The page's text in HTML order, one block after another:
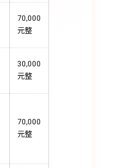
70,000
元整
30,000
元整
70,000
元整